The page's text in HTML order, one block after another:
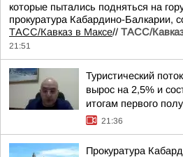
которые пытались подняться на
прокуратура Кабардино-Балкарии,
ТАСС/Кавказ в Максе// ТАСС/
21:51
Туристический
вырос на 2,5% и
итогам первого
21:36
Прокуратура